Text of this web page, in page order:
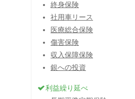
終身保険
社用車リース
医療総合保険
傷害保険
収入保障保険
銀への投資
利益繰り延べ